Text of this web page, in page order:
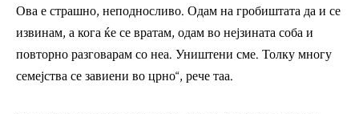
Ова е страшно, неподносливо. Одам на гробиштата да и се
извинам, а кога ќе се вратам, одам во нејзината соба и
повторно разговарам со неа. Уништени сме. Толку многу
семејства се завиени во црно“, рече таа.